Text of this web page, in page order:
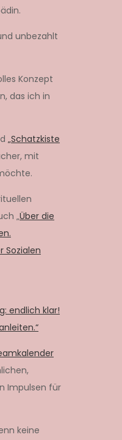
unbezahlt
Konzept
das ich in
„Schatzkiste
mit
„Über die
Sozialen
endlich klar!
Impulsen für
keine